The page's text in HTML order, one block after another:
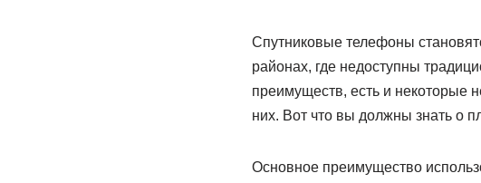
Спутниковые телефоны
районах, где недоступны
преимуществ, есть и некоторые
них. Вот что вы должны знать о
Основное преимущество